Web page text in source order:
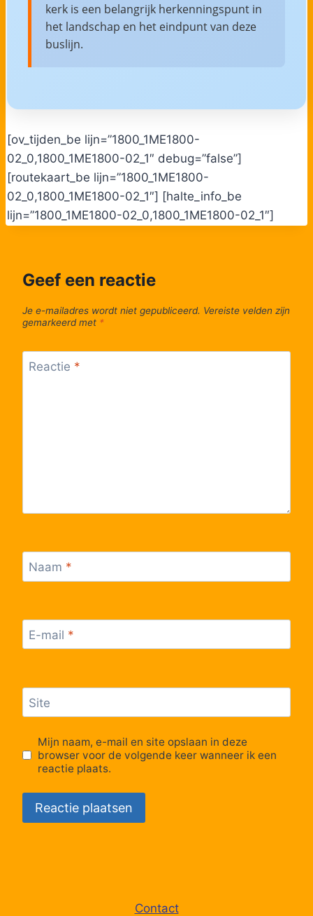
kerk is een belangrijk herkenningspunt in
het landschap en het eindpunt van deze
buslijn.
[ov_tijden_be lijn=”1800_1ME1800-
02_0,1800_1ME1800-02_1″ debug=”false”]
[routekaart_be lijn=”1800_1ME1800-
02_0,1800_1ME1800-02_1″] [halte_info_be
lijn=”1800_1ME1800-02_0,1800_1ME1800-02_1″]
Geef een reactie
Je e-mailadres wordt niet gepubliceerd. Vereiste velden zijn
gemarkeerd met *
Reactie *
Naam *
E-mail *
Site
Mijn naam, e-mail en site opslaan in deze
browser voor de volgende keer wanneer ik een
reactie plaats.
Contact